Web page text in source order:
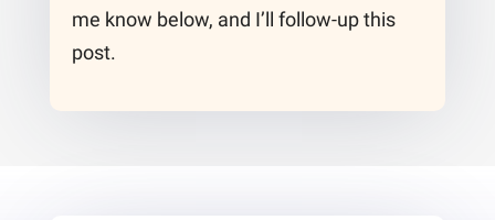
me know below, and I’ll follow-up this
post.